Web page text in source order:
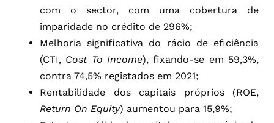
com o sector, com uma cobertura de
imparidade no crédito de 296%;
Melhoria significativa do rácio de eficiência
(CTI, Cost To Income), fixando-se em 59,3%,
contra 74,5% registados em 2021;
Rentabilidade dos capitais próprios (ROE,
Return On Equity) aumentou para 15,9%;